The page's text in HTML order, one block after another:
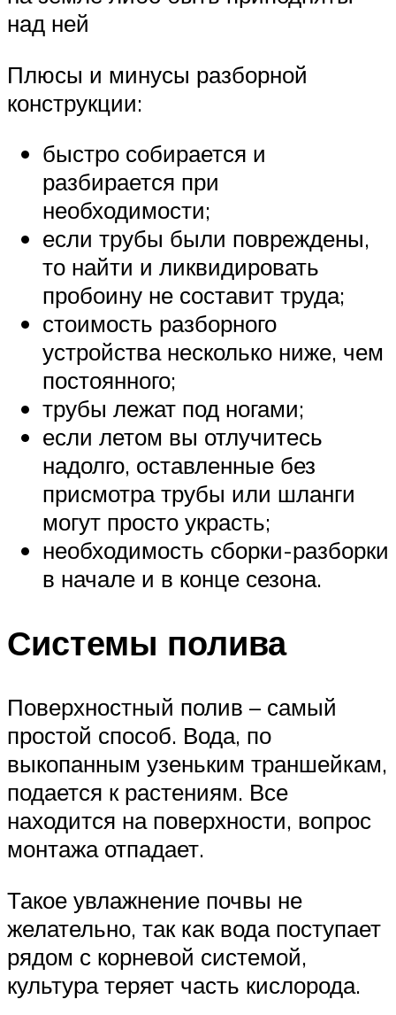
над ней
Плюсы и минусы разборной
конструкции:
быстро собирается и
разбирается при
необходимости;
если трубы были повреждены,
то найти и ликвидировать
пробоину не составит труда;
стоимость разборного
устройства несколько ниже, чем
постоянного;
трубы лежат под ногами;
если летом вы отлучитесь
надолго, оставленные без
присмотра трубы или шланги
могут просто украсть;
необходимость сборки-разборки
в начале и в конце сезона.
Системы полива
Поверхностный полив – самый
простой способ. Вода, по
выкопанным узеньким траншейкам,
подается к растениям. Все
находится на поверхности, вопрос
монтажа отпадает.
Такое увлажнение почвы не
желательно, так как вода поступает
рядом с корневой системой,
культура теряет часть кислорода.